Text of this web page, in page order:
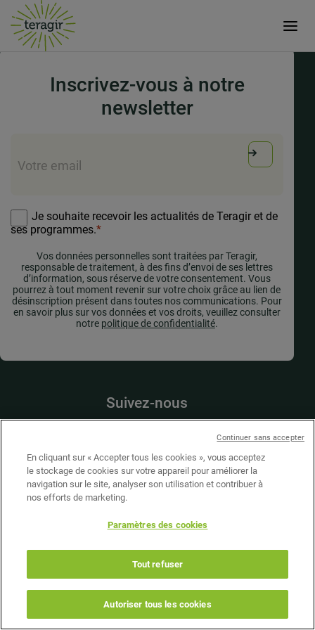
15 mars 2024
Inscrivez-vous à notre
newsletter
RGPD*
Je souhaite recevoir les actualités de Teragir et de
ses programmes.*
Vos données personnelles sont traitées par Teragir,
responsable de traitement, à des fins d’envoi de ses lettres
d’information, sous réserve de votre consentement. Vous
pourrez à tout moment revenir sur votre choix grâce au lien de
désinscription présent dans toutes nos communications. Pour
en savoir plus sur vos données et vos droits, veuillez consulter
notre politique de confidentialité.
Suivez-nous
Presse
Nous soutenir
Nous contacter
©2026 Teragir
Mentions légales
En cliquant sur « Accepter tous les cookies », vous acceptez
le stockage de cookies sur votre appareil pour améliorer la
navigation sur le site, analyser son utilisation et contribuer à
nos efforts de marketing.
Paramètres des cookies
Tout refuser
Autoriser tous les cookies
Continuer sans accepter